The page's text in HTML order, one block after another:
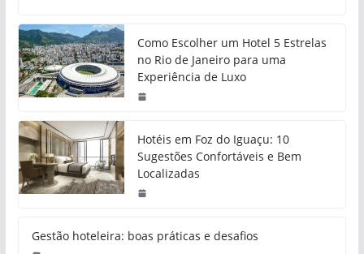
Como Escolher um Hotel 5 Estrelas
no Rio de Janeiro para uma
Experiência de Luxo
Hotéis em Foz do Iguaçu: 10
Sugestões Confortáveis e Bem
Localizadas
Gestão hoteleira: boas práticas e desafios